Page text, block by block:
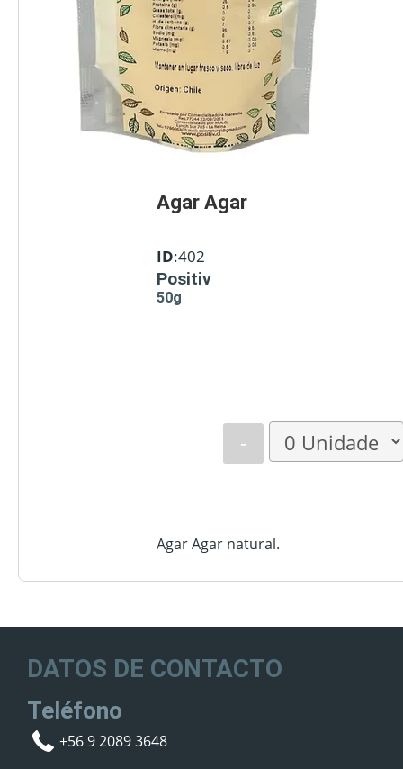
Agar Agar
ID:402
Positiv
50g
-
Agar Agar natural.
DATOS DE CONTACTO
Teléfono
+56 9 2089 3648